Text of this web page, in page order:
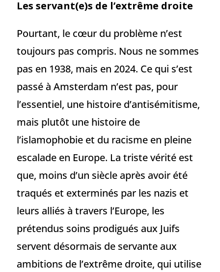
Les servant(e)s de l’extrême droite
Pourtant, le cœur du problème n’est
toujours pas compris. Nous ne sommes
pas en 1938, mais en 2024. Ce qui s’est
passé à Amsterdam n’est pas, pour
l’essentiel, une histoire d’antisémitisme,
mais plutôt une histoire de
l’islamophobie et du racisme en pleine
escalade en Europe. La triste vérité est
que, moins d’un siècle après avoir été
traqués et exterminés par les nazis et
leurs alliés à travers l’Europe, les
prétendus soins prodigués aux Juifs
servent désormais de servante aux
ambitions de l’extrême droite, qui utilise